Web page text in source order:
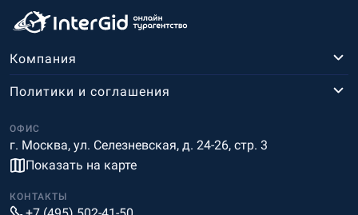
Компания
ОФИС
г. Москва, ул. Селезневская, д. 24-26, стр. 3
Показать на карте
Политики и соглашения
КОНТАКТЫ